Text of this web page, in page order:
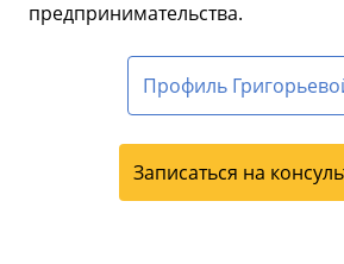
предпринимательства.
Профиль
Записаться на